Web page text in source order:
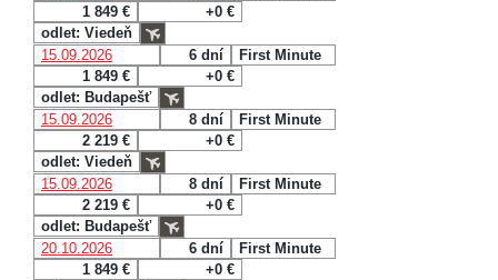
1 849 €
+0 €
odlet: Viedeň
15.09.2026
6 dní
First Minute
1 849 €
+0 €
odlet: Budapešť
15.09.2026
8 dní
First Minute
2 219 €
+0 €
odlet: Viedeň
15.09.2026
8 dní
First Minute
2 219 €
+0 €
odlet: Budapešť
20.10.2026
6 dní
First Minute
1 849 €
+0 €